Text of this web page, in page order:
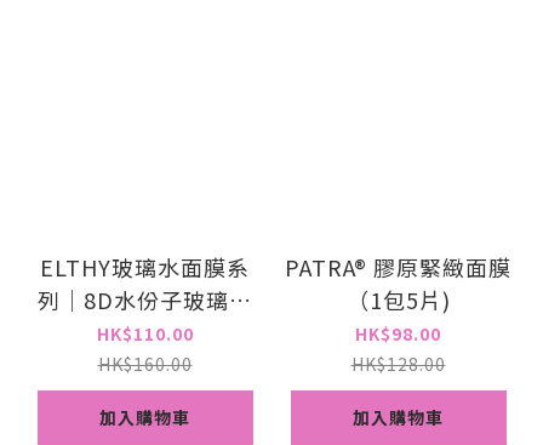
ELTHY玻璃水面膜系
列｜8D水份子玻璃水
面膜 一包10片
HK$110.00
HK$160.00
加入購物車
PATRA® 膠原緊緻面膜
（1包5片)
HK$98.00
HK$128.00
加入購物車